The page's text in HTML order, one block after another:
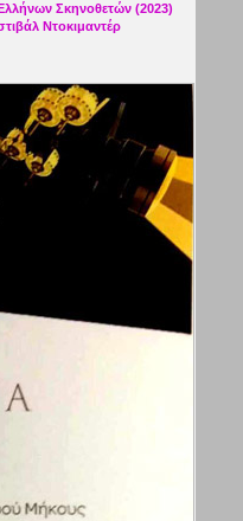
Σκηνοθετών (2023)
Ντοκιμαντέρ